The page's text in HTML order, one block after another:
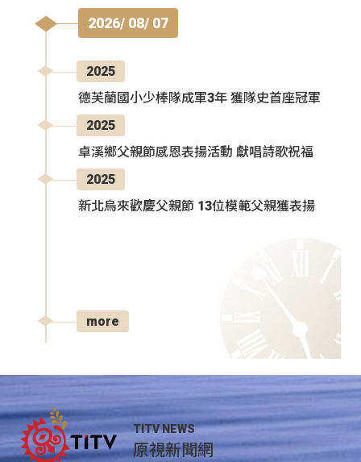
2026/ 08/ 07
2025
德芙蘭國小少棒隊成軍3年 獲隊史首座冠軍
2025
卓溪鄉父親節感恩表揚活動 獻唱詩歌祝福
2025
新北烏來歡慶父親節 13位模範父親獲表揚
more
TITV NEWS
原視新聞網